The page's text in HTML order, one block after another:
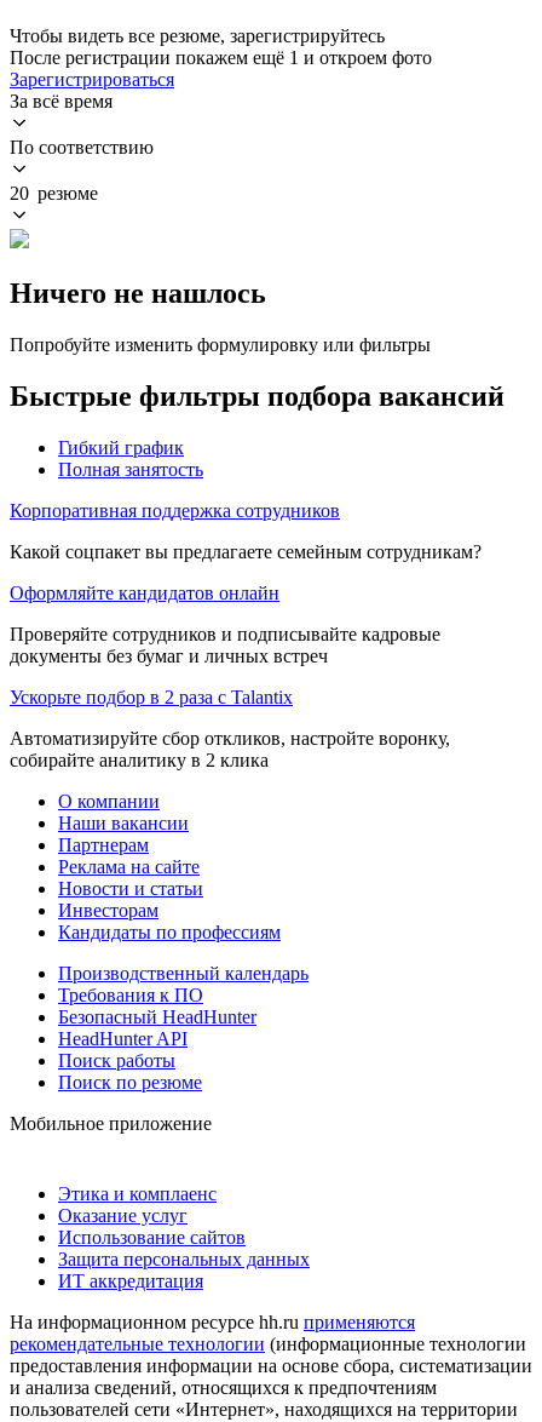
Чтобы видеть все резюме, зарегистрируйтесь
После регистрации покажем ещё 1 и откроем фото
Зарегистрироваться
За всё время
По соответствию
20 резюме
Ничего не нашлось
Попробуйте изменить формулировку или фильтры
Быстрые фильтры подбора вакансий
Гибкий график
Полная занятость
Корпоративная поддержка сотрудников
Какой соцпакет вы предлагаете семейным сотрудникам?
Оформляйте кандидатов онлайн
Проверяйте сотрудников и подписывайте кадровые
документы без бумаг и личных встреч
Ускорьте подбор в 2 раза с Talantix
Автоматизируйте сбор откликов, настройте воронку,
собирайте аналитику в 2 клика
О компании
Наши вакансии
Партнерам
Реклама на сайте
Новости и статьи
Инвесторам
Кандидаты по профессиям
Производственный календарь
Требования к ПО
Безопасный HeadHunter
HeadHunter API
Поиск работы
Поиск по резюме
Мобильное приложение
Этика и комплаенс
Оказание услуг
Использование сайтов
Защита персональных данных
ИТ аккредитация
На информационном ресурсе hh.ru применяются
рекомендательные технологии (информационные технологии
предоставления информации на основе сбора, систематизации
и анализа сведений, относящихся к предпочтениям
пользователей сети «Интернет», находящихся на территории